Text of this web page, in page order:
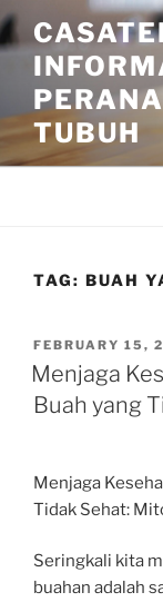
Skip
to
content
TUBUH
TAG: BUAH
POSTED
ON
FEBRUARY 15,
Menjaga
Buah yang
Menjaga
Tidak Sehat:
Seringkali kita
buahan adalah